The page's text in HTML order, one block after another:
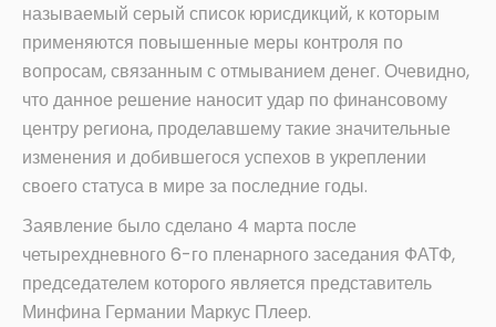
называемый серый список юрисдикций, к которым
применяются повышенные меры контроля по
вопросам, связанным с отмыванием денег. Очевидно,
что данное решение наносит удар по финансовому
центру региона, проделавшему такие значительные
изменения и добившегося успехов в укреплении
своего статуса в мире за последние годы.
Заявление было сделано 4 марта после
четырехдневного 6-го пленарного заседания ФАТФ,
председателем которого является представитель
Минфина Германии Маркус Плеер.